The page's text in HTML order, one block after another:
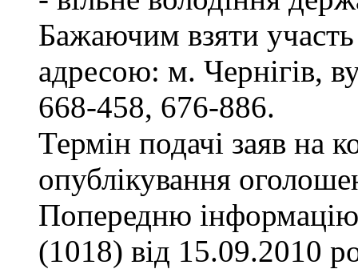
Бажаючим взяти участь
адресою: м. Чернігів,
668-458, 676-886.
Термін подачі заяв на
опублікування
Попередню
(1018) від 15.09.2010